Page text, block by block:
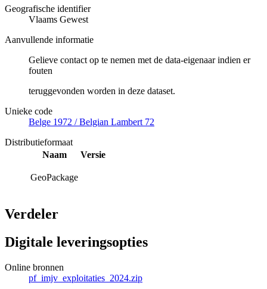
Geografische identifier
Vlaams Gewest
Aanvullende informatie
Gelieve contact op te nemen met de data-eigenaar indien er
fouten
teruggevonden worden in deze dataset.
Unieke code
Belge 1972 / Belgian Lambert 72
Distributieformaat
Naam
Versie
GeoPackage
Verdeler
Digitale leveringsopties
Online bronnen
pf_imjv_exploitaties_2024.zip